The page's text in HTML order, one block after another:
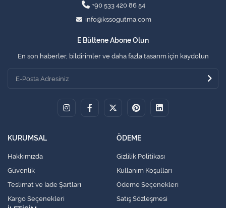
+90 533 420 86 54
info@kssogutma.com
E Bültene Abone Olun
En son haberler, bildirimler ve daha fazla tasarım için kaydolun
KURUMSAL
Hakkımızda
Güvenlik
Teslimat ve İade Şartları
Kargo Seçenekleri
ÖDEME
Gizlilik Politikası
Kullanım Koşulları
Ödeme Seçenekleri
Satış Sözleşmesi